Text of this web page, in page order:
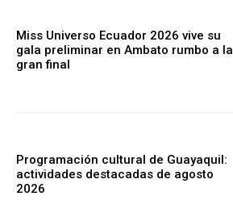
Miss Universo Ecuador 2026 vive su
gala preliminar en Ambato rumbo a la
gran final
Programación cultural de Guayaquil:
actividades destacadas de agosto
2026